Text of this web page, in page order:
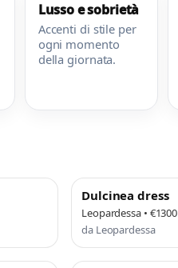
Accessori &
Gioielli
Lusso e sobrietà
Accenti di stile per
ogni momento
della giornata.
Dulcinea dress
Leopardessa • €1300
da Leopardessa